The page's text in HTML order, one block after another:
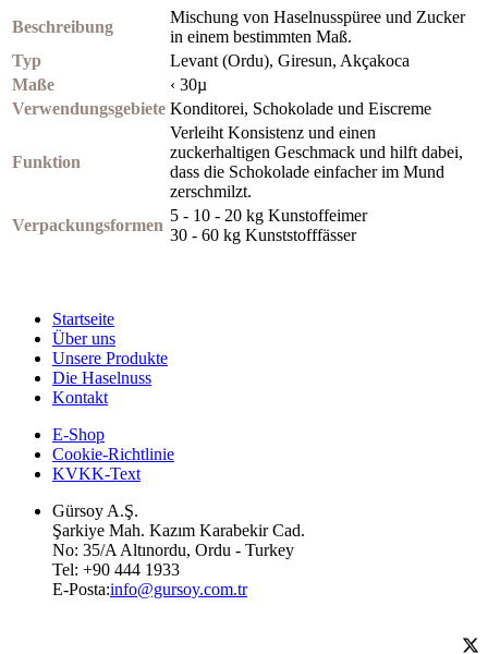
Beschreibung
Mischung von Haselnusspüree und Zucker
in einem bestimmten Maß.
Typ
Levant (Ordu), Giresun, Akçakoca
Maße
‹ 30µ
Verwendungsgebiete Konditorei, Schokolade und Eiscreme
Funktion
Verleiht Konsistenz und einen
zuckerhaltigen Geschmack und hilft dabei,
dass die Schokolade einfacher im Mund
zerschmilzt.
Verpackungsformen
5 - 10 - 20 kg Kunstoffeimer
30 - 60 kg Kunststofffässer
Startseite
Über uns
Unsere Produkte
Die Haselnuss
Kontakt
E-Shop
Cookie-Richtlinie
KVKK-Text
Gürsoy A.Ş.
Şarkiye Mah. Kazım Karabekir Cad.
No: 35/A Altınordu, Ordu - Turkey
Tel: +90 444 1933
E-Posta:info@gursoy.com.tr